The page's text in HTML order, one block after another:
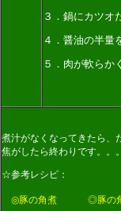
３．鍋にカツオ
４．醤油の半量
５．肉が軟らか
煮汁がなくなってきたら、
焦がしたら終わりです。。
☆参考レシピ：
◎豚の角煮 ◎豚の